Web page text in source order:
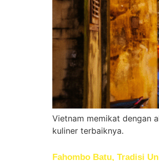
Vietnam memikat dengan
kuliner terbaiknya.
Fahombo Batu, Tradisi